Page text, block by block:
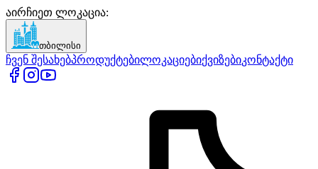
აირჩიეთ ლოკაცია:
თბილისი
ჩვენ შესახებპროდუქტებილოკაციებიქვიზებიკონტაქტი